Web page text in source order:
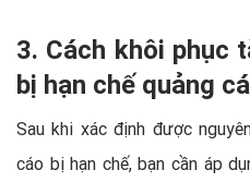
3. Cách khôi phục
bị hạn chế quảng
Sau khi xác định được
cáo bị hạn chế, bạn cần áp